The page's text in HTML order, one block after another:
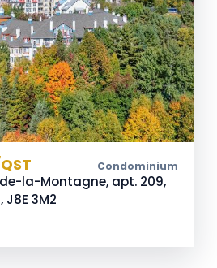
Condominium
la-Montagne, apt. 209,
J8E 3M2